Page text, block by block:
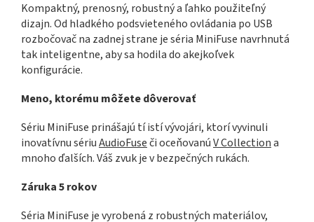
Kompaktný, prenosný, robustný a ľahko použiteľný
dizajn. Od hladkého podsvieteného ovládania po USB
rozbočovač na zadnej strane je séria MiniFuse navrhnutá
tak inteligentne, aby sa hodila do akejkoľvek
konfigurácie.
Meno, ktorému môžete dôverovať
Sériu MiniFuse prinášajú tí istí vývojári, ktorí vyvinuli
inovatívnu sériuAudioFuseči oceňovanúV Collectiona
mnoho ďalších. Váš zvuk je v bezpečných rukách.
Záruka 5 rokov
Séria MiniFuse je vyrobená z robustných materiálov,